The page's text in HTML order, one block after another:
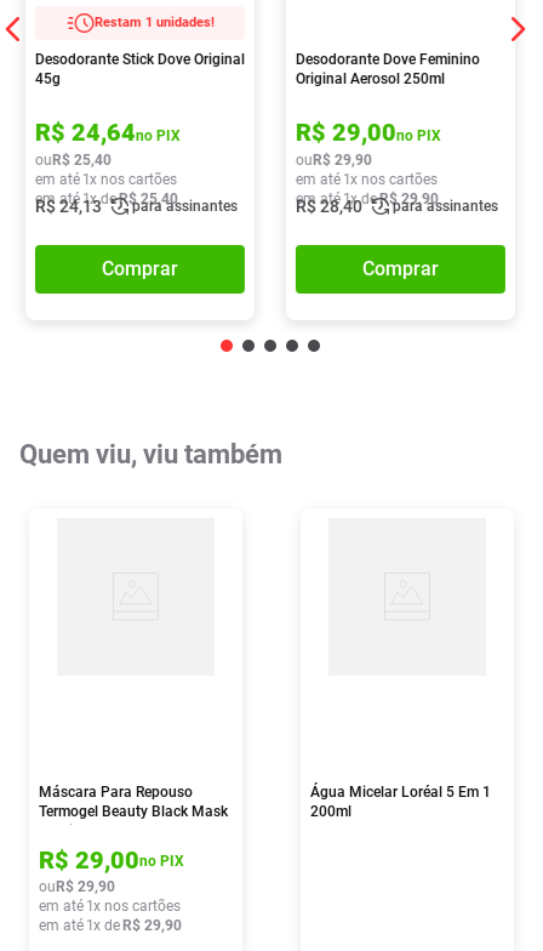
Restam 1 unidades!
Desodorante Stick Dove Original
45g
R$ 24,64no PIX
ou R$ 25,40
em até 1x nos cartões
em até 1x deR$ 25,40
R$24,13 para assinantes
Comprar
Desodorante Dove Feminino
Original Aerosol 250ml
R$ 29,00no PIX
ou R$ 29,90
em até 1x nos cartões
em até 1x deR$ 29,90
R$28,40 para assinantes
Comprar
Quem viu, viu também
Máscara Para Repouso
Termogel Beauty Black Mask
R$ 29,00no PIX
ou R$ 29,90
em até 1x nos cartões
em até 1x de R$ 29,90
Água Micelar Loréal 5 Em 1
200ml